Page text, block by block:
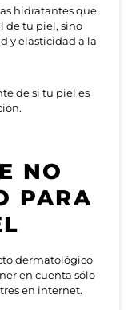
hidratantes que
de tu piel, sino
y elasticidad a la
de si tu piel es
NO
PARA
dermatológico
en cuenta sólo
en internet.